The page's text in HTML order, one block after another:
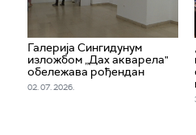
Галерија Сингидунум
изложбом „Дах акварела"
обележава рођендан
02. 07. 2026.